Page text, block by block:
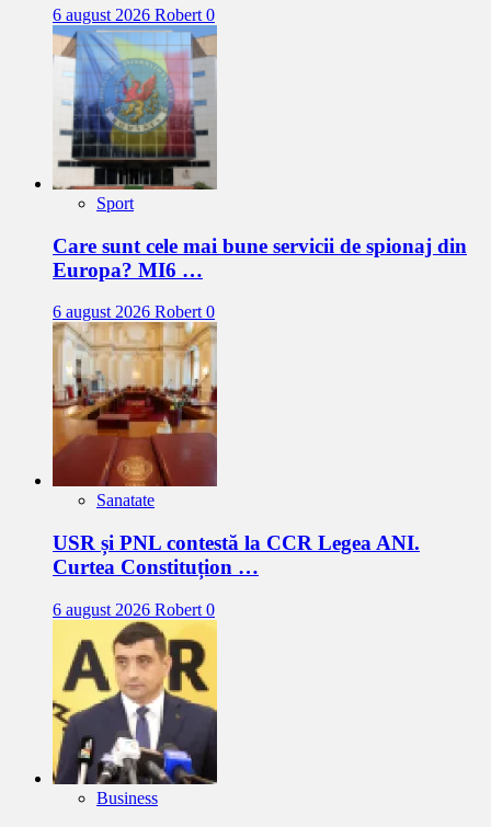
6 august 2026 Robert 0
Sport
Care sunt cele mai bune servicii de spionaj din
Europa? MI6 …
6 august 2026 Robert0
Sanatate
USR și PNL contestă la CCR Legea ANI.
Curtea Constituțion …
6 august 2026 Robert 0
Business